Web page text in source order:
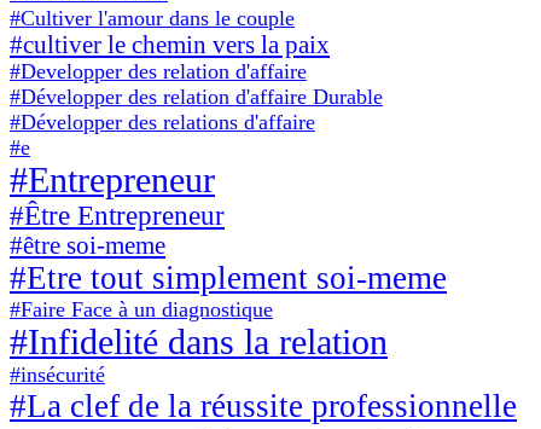
#Cultiver l'amour dans le couple
#cultiver le chemin vers la paix
#Developper des relation d'affaire
#Développer des relation d'affaire Durable
#Développer des relations d'affaire
#e
#Entrepreneur
#Être Entrepreneur
#être soi-meme
#Etre tout simplement soi-meme
#Faire Face à un diagnostique
#Infidelité dans la relation
#insécurité
#La clef de la réussite professionnelle